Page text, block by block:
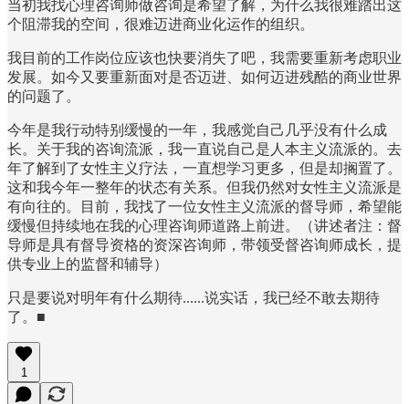
当初我找心理咨询师做咨询是希望了解，为什么我很难踏出这
个阻滞我的空间，很难迈进商业化运作的组织。
我目前的工作岗位应该也快要消失了吧，我需要重新考虑职业
发展。如今又要重新面对是否迈进、如何迈进残酷的商业世界
的问题了。
今年是我行动特别缓慢的一年，我感觉自己几乎没有什么成
长。关于我的咨询流派，我一直说自己是人本主义流派的。去
年了解到了女性主义疗法，一直想学习更多，但是却搁置了。
这和我今年一整年的状态有关系。但我仍然对女性主义流派是
有向往的。目前，我找了一位女性主义流派的督导师，希望能
缓慢但持续地在我的心理咨询师道路上前进。（讲述者注：督
导师是具有督导资格的资深咨询师，带领受督咨询师成长，提
供专业上的监督和辅导）
只是要说对明年有什么期待......说实话，我已经不敢去期待
了。■
1